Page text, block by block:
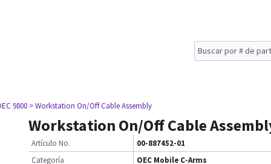
9800 > Workstation On/Off Cable Assembly
Workstation On/Off Cable
Artículo No.
00-887452-01
Categoría
OEC Mobile C-Arms